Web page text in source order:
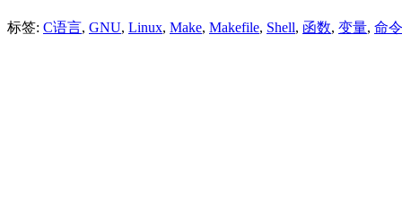
标签: C语言, GNU, Linux, Make, Makefile, Shell, 函数, 变量, 命令